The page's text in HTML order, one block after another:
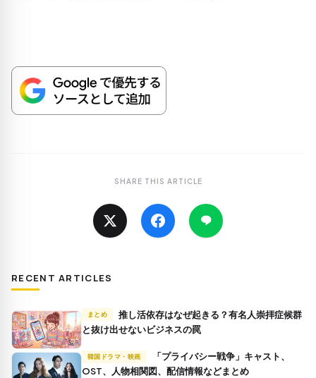
SHARE THIS ARTICLE
RECENT ARTICLES
まとめ
推し活依存はなぜ起きる？有名人崇拝症候群
と抜け出せないビジネスの罠
韓国ドラマ・映画
OST、人物相関図、配信情報などまとめ